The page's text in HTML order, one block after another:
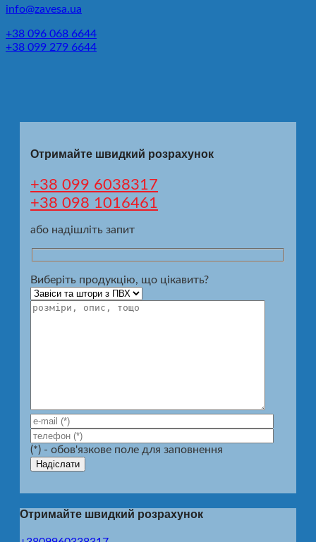
info@zavesa.ua
+38 096 068 6644
+38 099 279 6644
Отримайте швидкий розрахунок
+38 099 6038317
+38 098 1016461
або надішліть запит
Виберіть продукцію, що цікавить?
(*) - обов'язкове поле для заповнення
Отримайте швидкий розрахунок